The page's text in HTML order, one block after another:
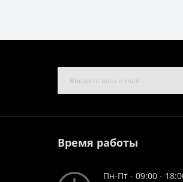
Время работы
Пн-Пт - 09:00 -